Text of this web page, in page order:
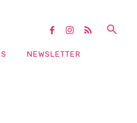
NEWSLETTER